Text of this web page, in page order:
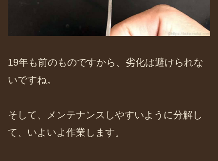
19年も前のものですから、劣化は避けられな
いですね。
そして、メンテナンスしやすいように分解し
て、いよいよ作業します。